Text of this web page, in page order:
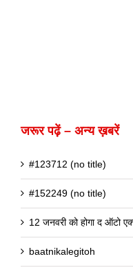
जरूर पढ़ें – अन्य ख़बरें
#123712 (no title)
#152249 (no title)
12 जनवरी को होगा द ऑटो
baatnikalegitoh